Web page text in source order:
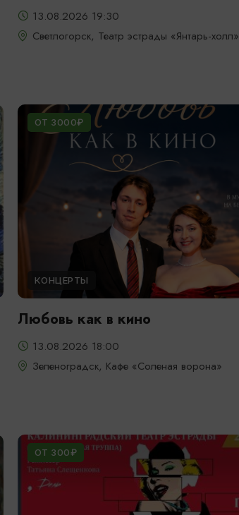
13.08.2026 19:30
Светлогорск, Театр эстрады «Янтарь-холл»
ОТ 3000₽
КОНЦЕРТЫ
Любовь как в кино
13.08.2026 18:00
Зеленоградск, Кафе «Соленая ворона»
ОТ 300₽